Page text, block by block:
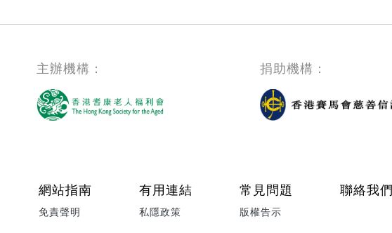
主辦機構： 捐助機構：
Footer menu
網站指南 有用連結 常見問題 聯絡我們
免責聲明 私隱政策 版權告示